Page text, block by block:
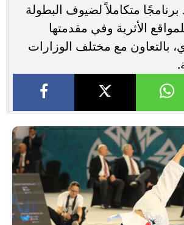
برنامجًا متكاملاً لضيوف البطولة
الأثرية وفي مقدمتها
بالتعاون مع مختلف الوزارات